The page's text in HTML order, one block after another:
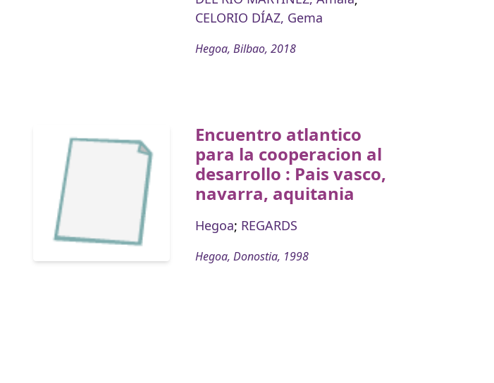
CELORIO DÍAZ, Gema
Hegoa, Bilbao, 2018
Encuentro atlantico
para la cooperacion al
desarrollo : Pais vasco,
navarra, aquitania
Hegoa; REGARDS
Hegoa, Donostia, 1998